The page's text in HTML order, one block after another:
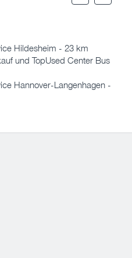
Hildesheim - 23 km
und TopUsed Center Bus
Hannover-Langenhagen -